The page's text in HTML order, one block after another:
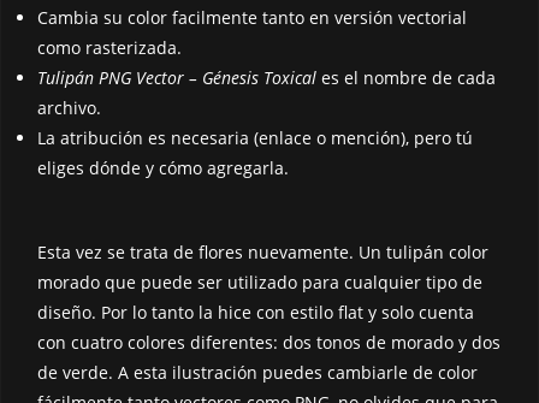
Cambia su color facilmente tanto en versión vectorial
como rasterizada.
Tulipán PNG Vector – Génesis Toxical es el nombre de cada
archivo.
La atribución es necesaria (enlace o mención), pero tú
eliges dónde y cómo agregarla.
Esta vez se trata de flores nuevamente. Un tulipán color
morado que puede ser utilizado para cualquier tipo de
diseño. Por lo tanto la hice con estilo flat y solo cuenta
con cuatro colores diferentes: dos tonos de morado y dos
de verde. A esta ilustración puedes cambiarle de color